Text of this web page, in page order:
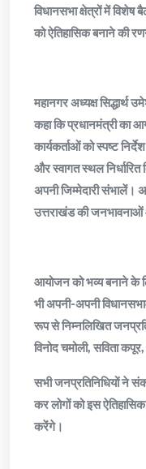
विधानसभा क्षेत्रों में
को ऐतिहासिक बनाने की
​महानगर अध्यक्ष सिद्धार्थ
कहा कि प्रधानमंत्री का
कार्यकर्ताओं को स्पष्ट
और स्वागत स्थल निर्धारित
अपनी जिम्मेदारी संभालें।
उत्तराखंड की जनभावनाओं
​आयोजन को भव्य बनाने के
भी अपनी-अपनी
रूप से निम्नलिखित
​विनोद चमोली, सविता
​सभी जनप्रतिनिधियों ने
कर लोगों को इस
करेंगे।